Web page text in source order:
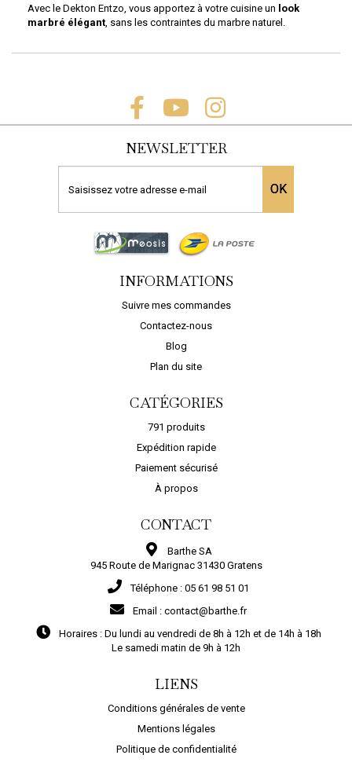
Avec le Dekton Entzo, vous apportez à votre cuisine un look
marbré élégant, sans les contraintes du marbre naturel.
NEWSLETTER
OK
INFORMATIONS
Suivre mes commandes
Contactez-nous
Blog
Plan du site
CATÉGORIES
791 produits
Expédition rapide
Paiement sécurisé
À propos
CONTACT
Barthe SA
945 Route de Marignac 31430 Gratens
Téléphone : 05 61 98 51 01
Email : contact@barthe.fr
Horaires : Du lundi au vendredi de 8h à 12h et de 14h à 18h
Le samedi matin de 9h à 12h
LIENS
Conditions générales de vente
Mentions légales
Politique de confidentialité